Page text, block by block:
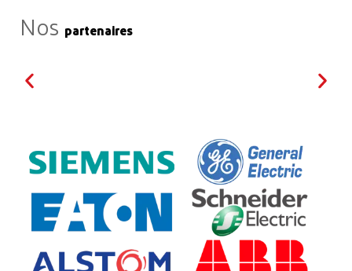
Nos partenaires